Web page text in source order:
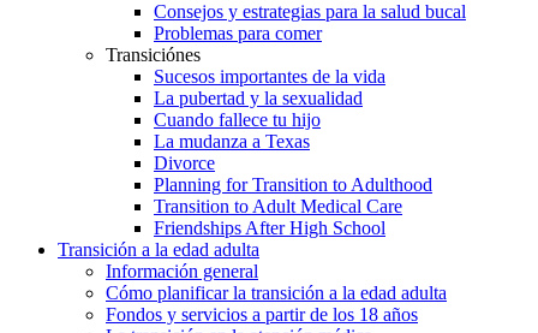
Consejos y estrategias para la salud bucal
Problemas para comer
Transiciónes
Sucesos importantes de la vida
La pubertad y la sexualidad
Cuando fallece tu hijo
La mudanza a Texas
Divorce
Planning for Transition to Adulthood
Transition to Adult Medical Care
Friendships After High School
Transición a la edad adulta
Información general
Cómo planificar la transición a la edad adulta
Fondos y servicios a partir de los 18 años